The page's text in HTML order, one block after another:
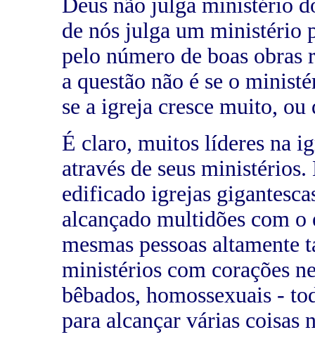
Deus não julga ministério
de nós julga um ministério
pelo número de boas obras
a questão não é se o
se a igreja cresce muito, ou
É claro, muitos líderes na
através de seus
edificado igrejas
alcançado multidões com o
mesmas pessoas altamente
ministérios com corações
bêbados, homossexuais -
para alcançar várias coisas